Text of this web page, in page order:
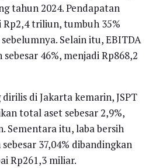
tahun 2024. Pendapatan
Rp2,4 triliun, tumbuh 35%
Selain itu, EBITDA
46%, menjadi Rp868,2
di Jakarta kemarin, JSPT
total aset sebesar 2,9%,
Sementara itu, laba bersih
37,04% dibandingkan
Rp261,3 miliar.